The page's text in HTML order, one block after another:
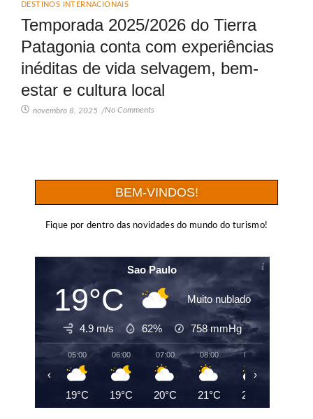
DESTINOS INTERNACIONAIS
Temporada 2025/2026 do Tierra
Patagonia conta com experiências
inéditas de vida selvagem, bem-
estar e cultura local
novembro 8, 2025 /No Comments
BEM-VINDOS!
Fique por dentro das novidades do mundo do turismo!
Sao Paulo
19°C Muito nublado
4.9 m/s 62% 758 mmHg
05:00
19°C
06:00
19°C
07:00
20°C
08:00
21°C
09:00
23°C
‹ ›